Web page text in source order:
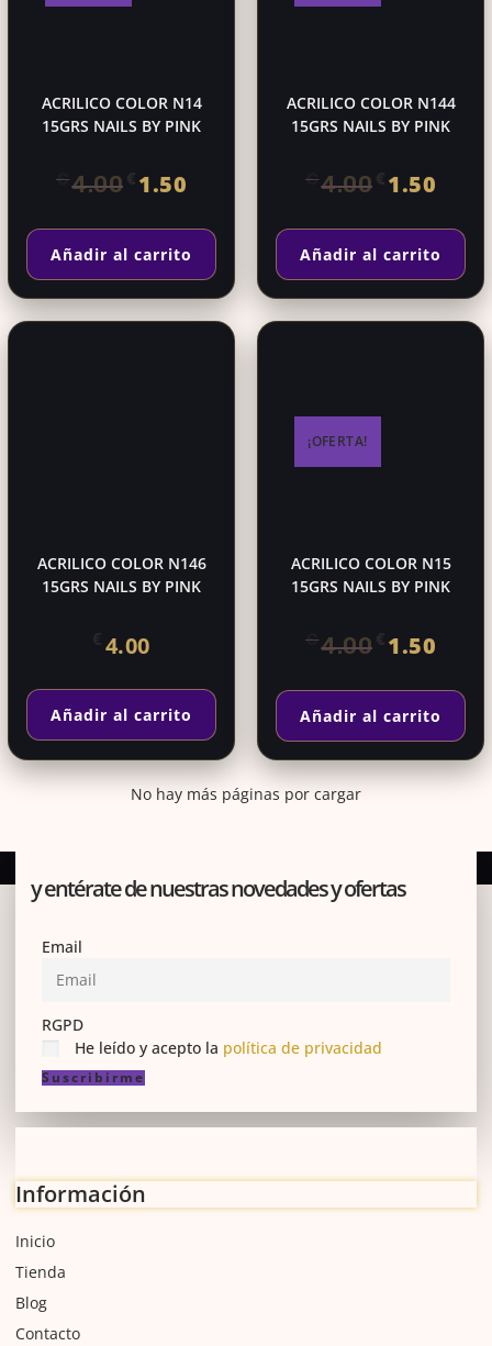
ACRILICO COLOR N14
15GRS NAILS BY PINK
€4.00
era:
1.50
actual
es:
Añadir al carrito
ACRILICO COLOR N144
15GRS NAILS BY PINK
€4.00
era:
1.50
actual
es:
Añadir al carrito
ACRILICO COLOR N146
15GRS NAILS BY PINK
4.00
Añadir al carrito
¡OFERTA!
ACRILICO COLOR N15
15GRS NAILS BY PINK
€4.00
era:
€4.00.
1.50
actual
es:
€1.50.
Añadir al carrito
No hay más páginas por cargar
y entérate de nuestras novedades y ofertas
Email
RGPD
He leído y acepto la política de privacidad
Suscribirme
Información
Inicio
Tienda
Blog
Contacto